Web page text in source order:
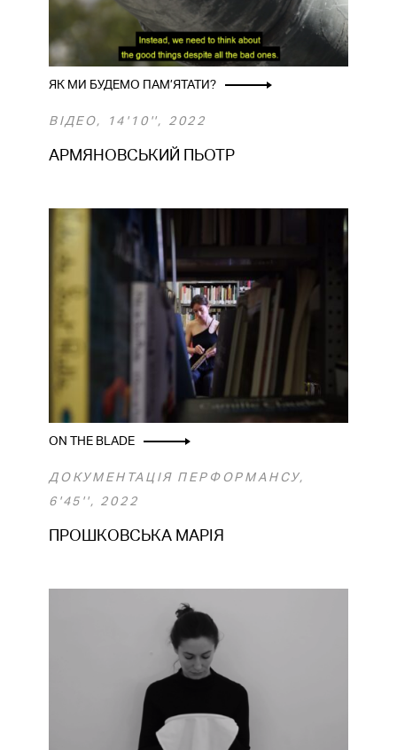
ЯК МИ БУДЕМО ПАМ’ЯТАТИ?
ВІДЕО, 14'10'', 2022
АРМЯНОВСЬКИЙ ПЬОТР
ON THE BLADE
ДОКУМЕНТАЦІЯ ПЕРФОРМАНСУ,
6'45'', 2022
ПРОШКОВСЬКА МАРІЯ
РОМАН
ПЕТЛЮК СЕРГІЙ
СІЛЬВАШІ ТІБЕРІЙ
ГАЛКІН ДАНИЛО